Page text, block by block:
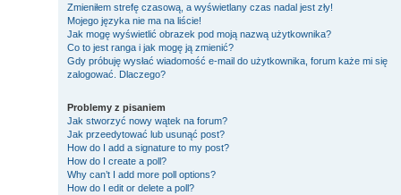
Zmieniłem strefę czasową, a wyświetlany czas nadal jest zły!
Mojego języka nie ma na liście!
Jak mogę wyświetlić obrazek pod moją nazwą użytkownika?
Co to jest ranga i jak mogę ją zmienić?
Gdy próbuję wysłać wiadomość e-mail do użytkownika, forum każe mi się
zalogować. Dlaczego?
Problemy z pisaniem
Jak stworzyć nowy wątek na forum?
Jak przeedytować lub usunąć post?
How do I add a signature to my post?
How do I create a poll?
Why can’t I add more poll options?
How do I edit or delete a poll?